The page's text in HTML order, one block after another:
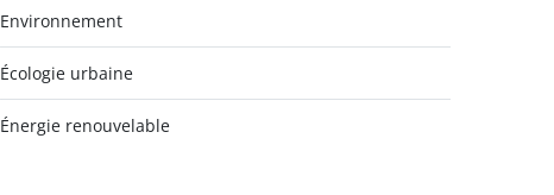
Environnement
Écologie urbaine
Énergie renouvelable